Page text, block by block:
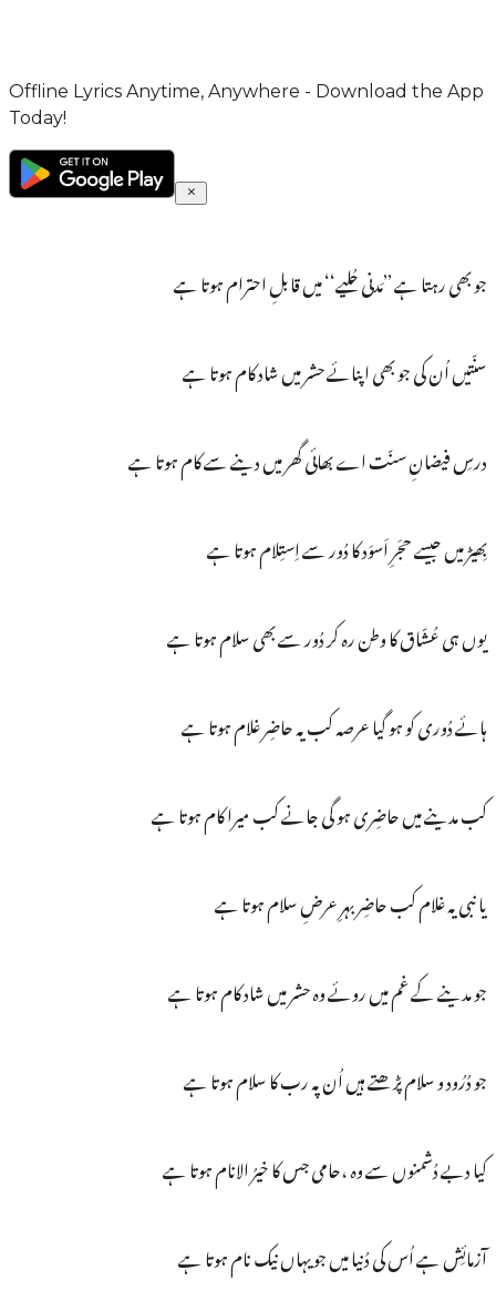
Offline Lyrics Anytime, Anywhere - Download the App
Today!
جو بھی رہتا ہے ’’مَدنی حُلیے‘‘ میں قابلِ احترام ہوتا ہے
سنّتیں اُن کی جو بھی اپنائے حشر میں شاد کام ہوتا ہے
درسِ فیضانِ سنّت اے بھائی گھر میں دینے سے کام ہوتا ہے
بِھیڑ میں جیسے حجَرِ اَسوَد کا دُور سے اِستِلام ہوتا ہے
یوں ہی عُشّاق کا وطن رہ کر دُور سے بھی سلام ہوتا ہے
ہائے دُوری کو ہو گیا عرصہ کب یہ حاضِر غلام ہوتا ہے
کب مدینے میں حاضِری ہو گی جانے کب میرا کام ہوتا ہے
یا نبی یہ غلام کب حاضِر بہرِ عرضِ سلام ہوتا ہے
جو مدینے کے غم میں روئے وہ حشر میں شاد کام ہوتا ہے
جو دُرُود و سلام پڑھتے ہیں اُن پہ رب کا سلام ہوتا ہے
کیا دبے دُشمنوں سے وہ ،حامی جس کا خیرُ الانام ہوتا ہے
آزمائِش ہے اُس کی دُنیا میں جو یہاں نیک نام ہوتا ہے